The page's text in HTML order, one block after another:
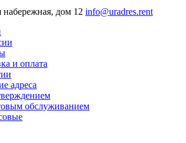
набережная, дом 12 info@uradres.rent
и оплата
адреса
обслуживанием